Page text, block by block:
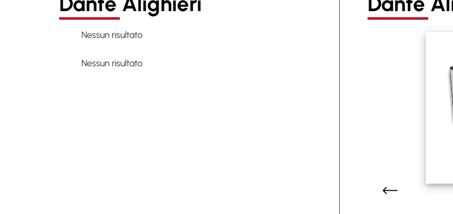
Nessun risultato
Nessun risultato